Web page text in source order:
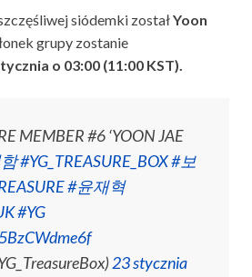
siódemki zostałYoon
grupy zostanie
o 03:00 (11:00 KST).
MEMBER #6 ‘YOON JAE
#YG_TREASURE_BOX#보
#윤재혁
#YG
23 stycznia